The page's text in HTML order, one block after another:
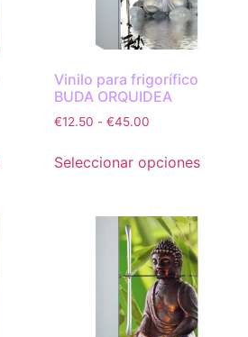
Vinilo para frigorífico
BUDA ORQUIDEA
€12.50 - €45.00
Seleccionar opciones